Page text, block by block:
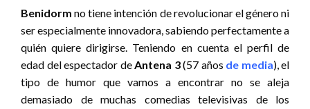
Benidorm no tiene intención de revolucionar el género ni
ser especialmente innovadora, sabiendo perfectamente a
quién quiere dirigirse. Teniendo en cuenta el perfil de
edad del espectador deAntena 3(57 años de media), el
tipo de humor que vamos a encontrar no se aleja
demasiado de muchas comedias televisivas de los